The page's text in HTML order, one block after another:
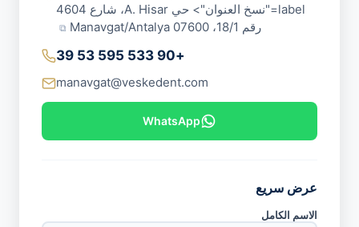
label="نسخ العنوان"> حي A. Hisar، شارع 4604
رقم 18/1، 07600 Manavgat/Antalya
⧉
+90 533 595 53 39
manavgat@veskedent.com
WhatsApp
عرض سريع
الاسم الكامل